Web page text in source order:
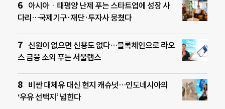
아시아ㆍ태평양 난제 푸는 스타트업에 성장 사
다리…국제기구·재단·투자사 뭉쳤다
신원이 없으면 신용도 없다…블록체인으로 라오
스 금융 소외 푸는 서울랩스
비싼 대체유 대신 현지 캐슈넛…인도네시아의
‘우유 선택지’ 넓힌다